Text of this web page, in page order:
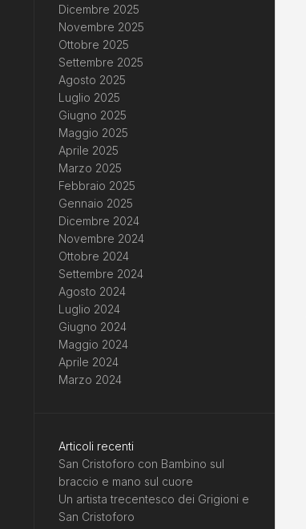
Dicembre 2025
Novembre 2025
Ottobre 2025
Settembre 2025
Agosto 2025
Luglio 2025
Giugno 2025
Maggio 2025
Aprile 2025
Marzo 2025
Febbraio 2025
Gennaio 2025
Dicembre 2024
Novembre 2024
Ottobre 2024
Settembre 2024
Agosto 2024
Luglio 2024
Giugno 2024
Maggio 2024
Aprile 2024
Marzo 2024
Articoli recenti
San Cristoforo con Bambino sul
braccio e mano sul cuore
Un artista trecentesco dei Grigioni e
San Cristoforo